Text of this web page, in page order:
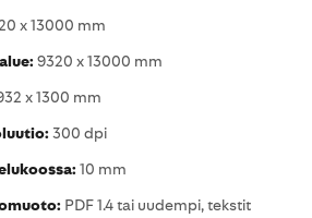
x 13000 mm
9320 x 13000 mm
x 1300 mm
300 dpi
10 mm
PDF 1.4 tai uudempi, tekstit